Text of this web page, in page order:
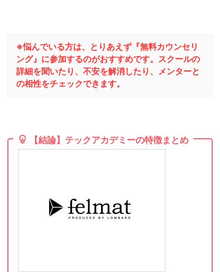
※悩んでいる方は、とりあえず『無料カウンセリ
ング』に参加するのがおすすめです。スクールの
詳細を聞いたり、不安を解消したり、メンターと
の相性をチェックできます。
【結論】テックアカデミーの特徴まとめ